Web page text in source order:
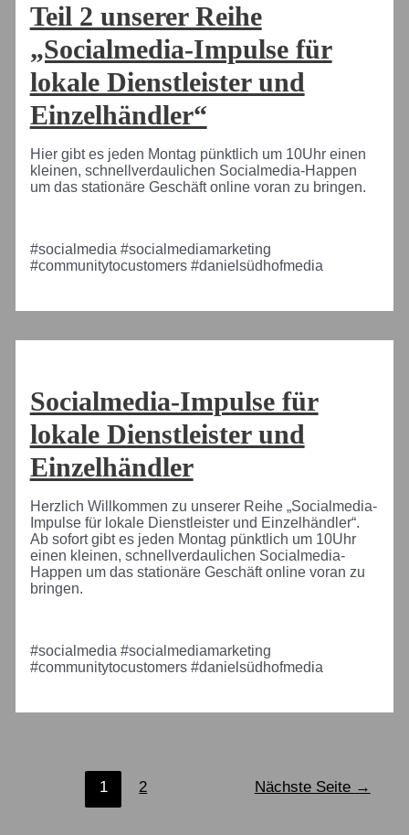
Teil 2 unserer Reihe
„Socialmedia-Impulse für
lokale Dienstleister und
Einzelhändler“
Hier gibt es jeden Montag pünktlich um 10Uhr einen
kleinen, schnellverdaulichen Socialmedia-Happen
um das stationäre Geschäft online voran zu bringen.
#socialmedia #socialmediamarketing
#communitytocustomers #danielsüdhofmedia
Socialmedia-Impulse für
lokale Dienstleister und
Einzelhändler
Herzlich Willkommen zu unserer Reihe „Socialmedia-
Impulse für lokale Dienstleister und Einzelhändler“.
Ab sofort gibt es jeden Montag pünktlich um 10Uhr
einen kleinen, schnellverdaulichen Socialmedia-
Happen um das stationäre Geschäft online voran zu
bringen.
#socialmedia #socialmediamarketing
#communitytocustomers #danielsüdhofmedia
Seitennummerierung
1 2 Nächste Seite →